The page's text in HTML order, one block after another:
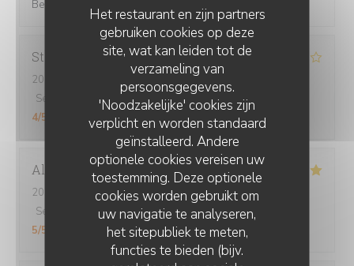
Het restaurant en zijn partners
gebruiken cookies op deze
site, wat kan leiden tot de
verzameling van
persoonsgegevens.
'Noodzakelijke' cookies zijn
verplicht en worden standaard
geïnstalleerd. Andere
optionele cookies vereisen uw
toestemming. Deze optionele
cookies worden gebruikt om
uw navigatie te analyseren,
het sitepubliek te meten,
functies te bieden (bijv.
Bel accueil, le cadre est très agréable. On mange bien.
Stéphanie V
2026-08-01
Service
Atmosfeer : /5 Keuken 4 Kwaliteit / Prijs
4/5
Alexia
2026-08-04
- 12:30 - Gasten 3
Service
Atmosfeer:5/5 Keuken:5/5 Kwaliteit / Prijs
5/5